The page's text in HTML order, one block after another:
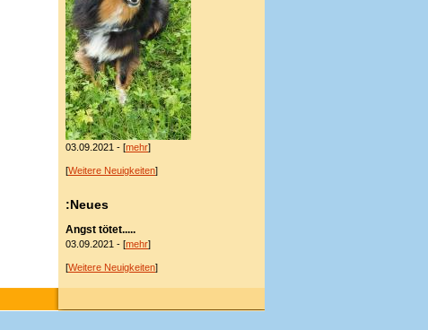
03.09.2021 - [mehr]
[Weitere Neuigkeiten]
:Neues
Angst tötet.....
03.09.2021 - [mehr]
[Weitere Neuigkeiten]